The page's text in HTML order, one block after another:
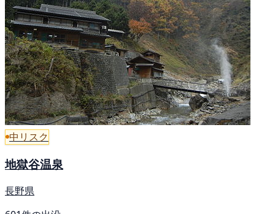
中リスク
地獄谷温泉
長野県